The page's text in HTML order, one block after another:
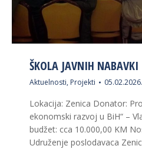
ŠKOLA JAVNIH NABAVKI
Aktuelnosti, Projekti 05.02.2026.
Lokacija: Zenica Donator:
ekonomski razvoj u BiH“ –
budžet: cca 10.000,00 KM
Udruženje poslodavaca